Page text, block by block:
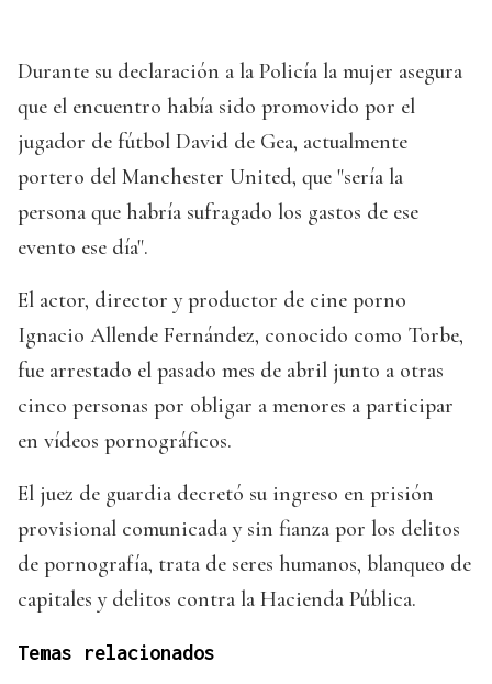
Durante su declaración a la Policía la mujer asegura
que el encuentro había sido promovido por el
jugador de fútbol David de Gea, actualmente
portero del Manchester United, que "sería la
persona que habría sufragado los gastos de ese
evento ese día".
El actor, director y productor de cine porno
Ignacio Allende Fernández, conocido como Torbe,
fue arrestado el pasado mes de abril junto a otras
cinco personas por obligar a menores a participar
en vídeos pornográficos.
El juez de guardia decretó su ingreso en prisión
provisional comunicada y sin fianza por los delitos
de pornografía, trata de seres humanos, blanqueo de
capitales y delitos contra la Hacienda Pública.
Temas relacionados